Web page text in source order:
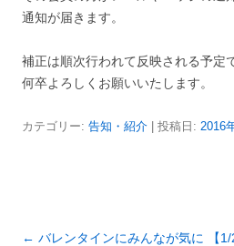
通知が届きます。
補正は順次行われて反映される予定
何卒よろしくお願いいたします。
カテゴリー: 告知・紹介 | 投稿日: 2016
投
← バレンタインにみんなが気に
【